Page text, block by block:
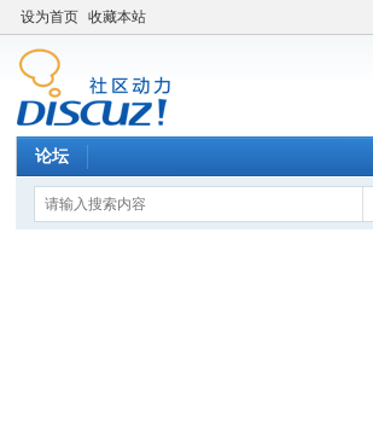
设为首页 收藏本站
论坛